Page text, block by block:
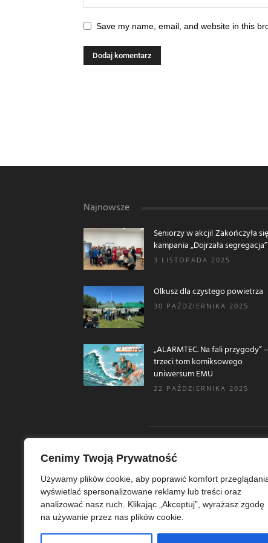
Cenimy Twoją Prywatność
Używamy plików cookie, aby poprawić komfort
wyświetlać spersonalizowane reklamy lub treści oraz
analizować nasz ruch. Klikając „Akceptuj”, wyrażasz zgodę
na używanie przez nas plików cookie.
Save my name, email, and website in this
Najnowsze
Seniorzy w akcji! Zakończyła się
kampania „Dojrzała segregacja”
3 LISTOPADA 2025
Olkusz dla czystego powietrza
30 PAŹDZIERNIKA 2025
„ALARMTEC. Na fali przygody” –
trzeci tom komiksowego
uniwersum EMU
22 PAŹDZIERNIKA 2025